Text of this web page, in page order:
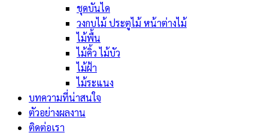
ชุดบันได
วงกบไม้ ประตูไม้ หน้าต่างไม้
ไม้พื้น
ไม้คิ้ว ไม้บัว
ไม้ฝ้า
ไม้ระแนง
บทความที่น่าสนใจ
ตัวอย่างผลงาน
ติดต่อเรา